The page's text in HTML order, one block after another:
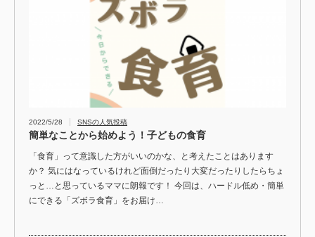
2022/5/28 SNSの人気投稿
簡単なことから始めよう！子どもの食育
「食育」って意識した方がいいのかな、と考えたことはあります
か？ 気にはなっているけれど面倒だったり大変だったりしたらちょ
っと…と思っているママに朗報です！ 今回は、ハードル低め・簡単
にできる「ズボラ食育」をお届け…